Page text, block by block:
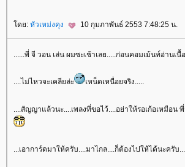
ดย: หัวเหม่งคุง 10 กุมภาพันธ์ 2553 7:48:25 น.
......พี่ จี วอน เล่น ผมซะเช้าเลย.....ก่อนคอมเม้นท์อ่านเนื้อ
....ไม่ไหวจะเคลียล่ะ เหน็ดเหนื่อยจริง.....
....สัญญาแล้วนะ....เพลงที่ขอไว้....อย่าให้รอเก้อเหมือน
...เอาการ์ดมาให้ครับ....มาไกล....ก็ต้องไปให้ได้นะครับ....